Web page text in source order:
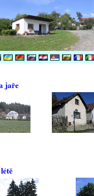
jaře